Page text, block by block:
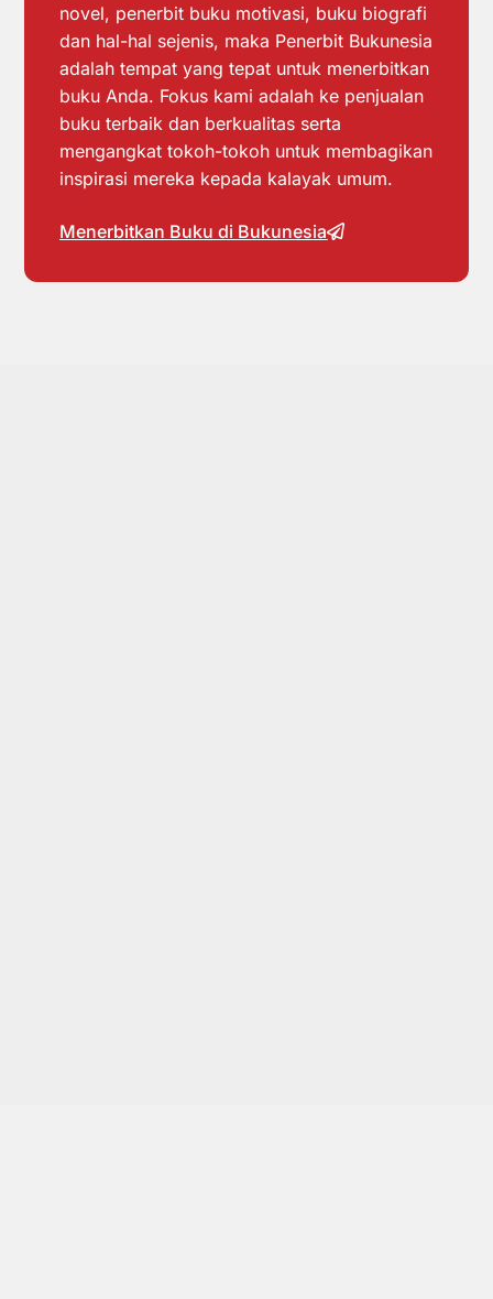
novel, penerbit buku motivasi, buku biografi
dan hal-hal sejenis, maka Penerbit Bukunesia
adalah tempat yang tepat untuk menerbitkan
buku Anda. Fokus kami adalah ke penjualan
buku terbaik dan berkualitas serta
mengangkat tokoh-tokoh untuk membagikan
inspirasi mereka kepada kalayak umum.
Menerbitkan Buku di Bukunesia